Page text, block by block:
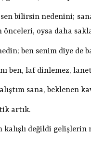
sen bilirsin nedenini;
önceleri, oysa daha
ben senim diye de
ben, laf dinlemez,
sana, beklenen
artık.
kalışlı değildi gelişlerin